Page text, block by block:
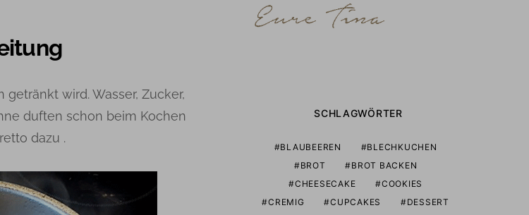
wird. Wasser, Zucker,
duften schon beim Kochen
dazu .
SCHLAGWÖRTER
BLAUBEEREN
BLECHKUCHEN
BROT
BROT BACKEN
CHEESECAKE
COOKIES
CREMIG
CUPCAKES
DESSERT